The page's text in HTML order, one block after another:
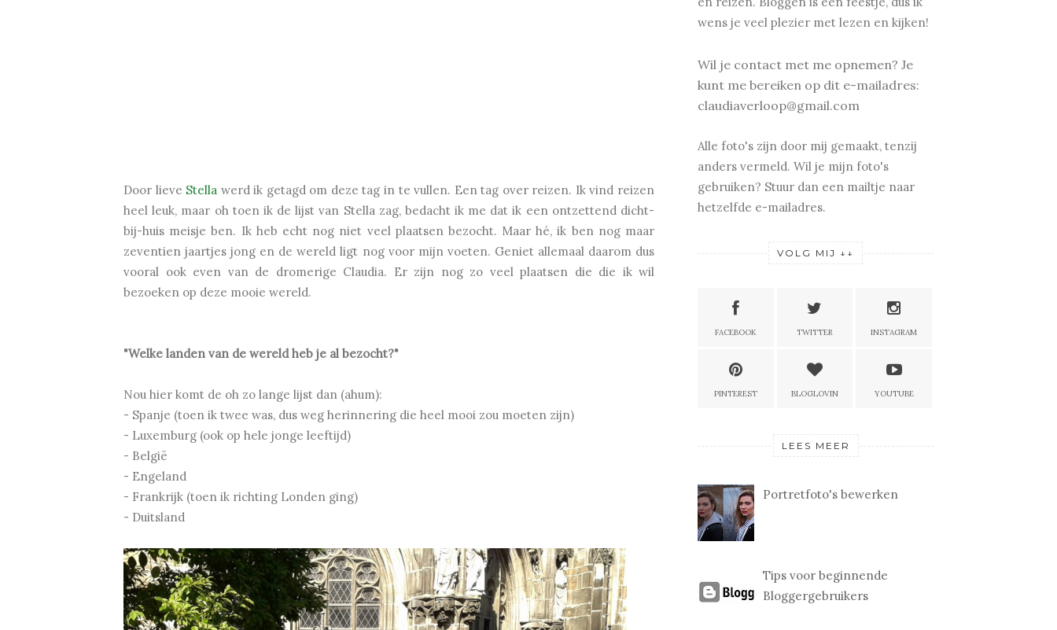
Door lieve Stella werd ik getagd om deze tag in te vullen. Een tag over reizen. Ik vind reizen
heel leuk, maar oh toen ik de lijst van Stella zag, bedacht ik me dat ik een ontzettend dicht-
bij-huis meisje ben. Ik heb echt nog niet veel plaatsen bezocht. Maar hé, ik ben nog maar
zeventien jaartjes jong en de wereld ligt nog voor mijn voeten. Geniet allemaal daarom dus
vooral ook even van de dromerige Claudia. Er zijn nog zo veel plaatsen die die ik wil
bezoeken op deze mooie wereld.
"Welke landen van de wereld heb je al bezocht?"
Nou hier komt de oh zo lange lijst dan (ahum):
- Spanje (toen ik twee was, dus weg herinnering die heel mooi zou moeten zijn)
- Luxemburg (ook op hele jonge leeftijd)
- België
- Engeland
- Frankrijk (toen ik richting Londen ging)
- Duitsland
wens je veel plezier met lezen en kijken!
Wil je contact met me opnemen? Je
kunt me bereiken op dit e-mailadres:
claudiaverloop@gmail.com
Alle foto's zijn door mij gemaakt, tenzij
anders vermeld. Wil je mijn foto's
gebruiken? Stuur dan een mailtje naar
hetzelfde e-mailadres.
VOLG MIJ ↓↓
FACEBOOK TWITTER INSTAGRAM
PINTEREST BLOGLOVIN YOUTUBE
LEES MEER
Portretfoto's bewerken
Tips voor beginnende
Bloggergebruikers